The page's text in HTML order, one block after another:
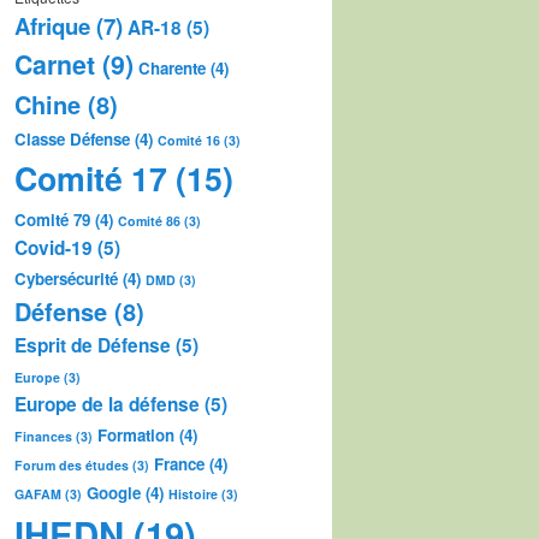
Afrique(7)AR-18 (5)
Carnet(9) Charente (4)
Chine (8)
Classe Défense (4) Comité 16 (3)
Comité 17 (15)
Comité 79 (4) Comité 86 (3)
Covid-19 (5)
Cybersécurité (4) DMD (3)
Défense (8)
Esprit de Défense (5)
Europe (3)
Europe de la défense (5)
Finances (3) Formation (4)
Forum des études (3) France (4)
GAFAM (3) Google (4) Histoire (3)